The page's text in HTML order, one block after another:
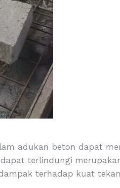
adukan beton dapat
terlindungi
terhadap kuat